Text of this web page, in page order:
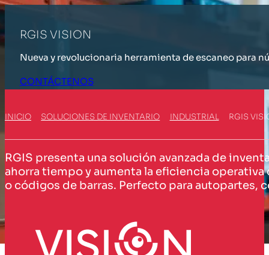
RGIS VISION
Nueva y revolucionaria herramienta de escaneo para
CONTÁCTENOS
INICIO SOLUCIONES DE INVENTARIO INDUSTRIAL RGIS
RGIS presenta una solución avanzada de
ahorra tiempo y aumenta la eficiencia
o códigos de barras. Perfecto para autopartes,